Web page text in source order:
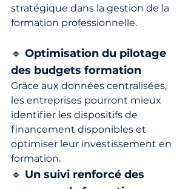
stratégique dans la gestion de la
formation professionnelle.
🔹 Optimisation du pilotage
des budgets formation
Grâce aux données centralisées,
les entreprises pourront mieux
identifier les dispositifs de
financement disponibles et
optimiser leur investissement en
formation.
🔹 Un suivi renforcé des